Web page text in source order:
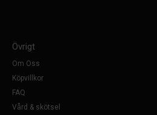
Övrigt
Om Oss
Köpvillkor
FAQ
Vård & skötsel